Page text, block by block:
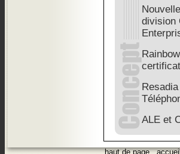
division
ALE et
haut de page.